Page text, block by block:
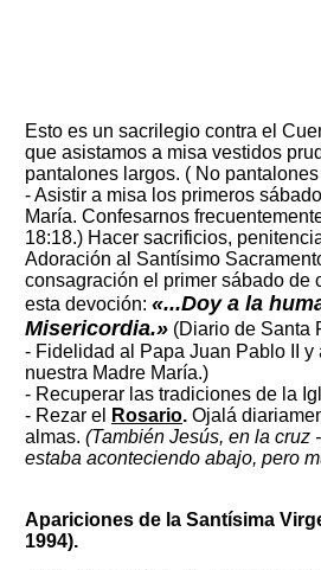
Esto es un sacrilegio contra el
que asistamos a misa vestidos
pantalones largos. ( No
- Asistir a misa los primeros
María. Confesarnos
18:18.) Hacer sacrificios,
Adoración al Santísimo
consagración el primer sábado de
esta devoción: «...Doy a la
Misericordia.» (Diario de Santa
- Fidelidad al Papa Juan Pablo II
nuestra Madre María.)
- Recuperar las tradiciones de la
- Rezar el
Rosario. Ojalá
almas. (También Jesús, en la cruz
estaba aconteciendo abajo, pero
Apariciones de la Santísima
1994).